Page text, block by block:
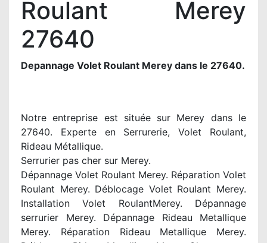
Roulant Merey
27640
Depannage Volet Roulant Merey dans le 27640.
Notre entreprise est située sur Merey dans le
27640. Experte en Serrurerie, Volet Roulant,
Rideau Métallique.
Serrurier pas cher sur Merey.
Dépannage Volet Roulant Merey. Réparation Volet
Roulant Merey. Déblocage Volet Roulant Merey.
Installation Volet RoulantMerey. Dépannage
serrurier Merey. Dépannage Rideau Metallique
Merey. Réparation Rideau Metallique Merey.